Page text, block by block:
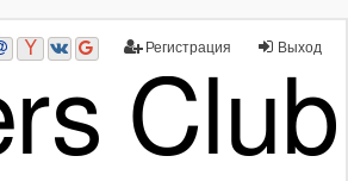
Выход
Регистрация